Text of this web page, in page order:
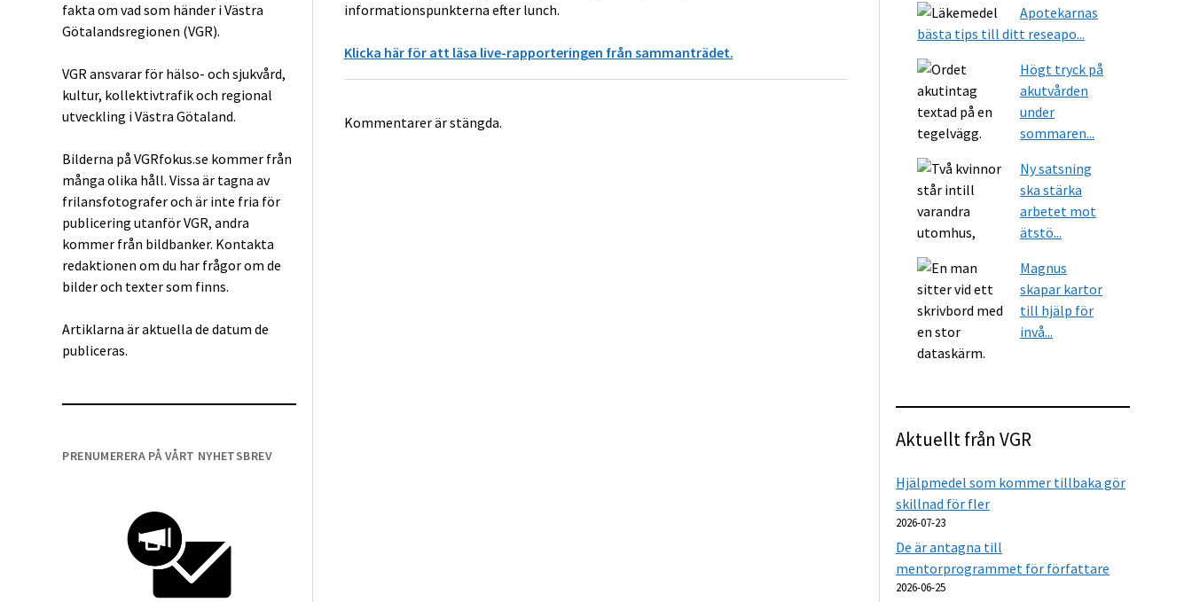
fakta om vad som händer i Västra
Götalandsregionen (VGR).
VGR ansvarar för hälso- och sjukvård,
kultur, kollektivtrafik och regional
utveckling i Västra Götaland.
Bilderna på VGRfokus.se kommer från
många olika håll. Vissa är tagna av
frilansfotografer och är inte fria för
publicering utanför VGR, andra
kommer från bildbanker. Kontakta
redaktionen om du har frågor om de
bilder och texter som finns.
Artiklarna är aktuella de datum de
publiceras.
PRENUMERERA PÅ VÅRT NYHETSBREV
informationspunkterna efter lunch.
Klicka här för att läsa live-rapporteringen från sammanträdet.
Kommentarer är stängda.
Apotekarnas
bästa tips till ditt reseapo...
Högt tryck på
akutvården
under
sommaren...
Ny satsning
ska stärka
arbetet mot
ätstö...
Magnus
skapar kartor
till hjälp för
invå...
Aktuellt från VGR
Hjälpmedel som kommer tillbaka gör
skillnad för fler
2026-07-23
De är antagna till
mentorprogrammet för författare
2026-06-25